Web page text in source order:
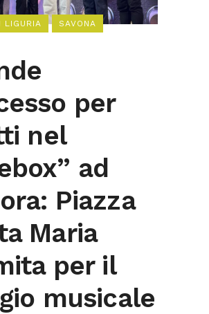
LIGURIA SAVONA
per
nel
ad
Piazza
Maria
per il
musicale